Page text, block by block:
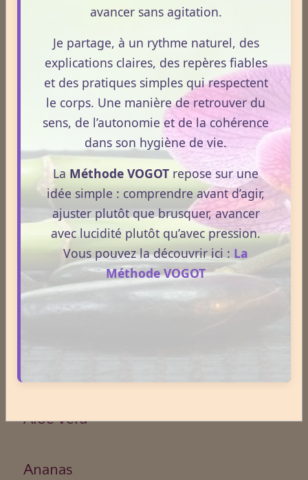
Médecines Douces
Actinologie
Acupuncture
Aérothérapie
Antigymnastique
Apithérapie
Aloe vera
Ananas
avancer sans agitation.
Je partage, à un rythme naturel, des
explications claires, des repères fiables
et des pratiques simples qui respectent
le corps. Une manière de retrouver du
sens, de l’autonomie et de la cohérence
dans son hygiène de vie.
La Méthode VOGOT repose sur une
idée simple : comprendre avant d’agir,
ajuster plutôt que brusquer, avancer
avec lucidité plutôt qu’avec pression.
Vous pouvez la découvrir ici : La
Méthode VOGOT